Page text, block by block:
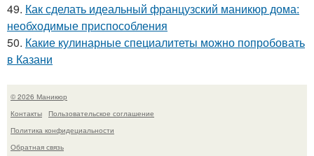
49. Как сделать идеальный французский маникюр дома:
необходимые приспособления
50. Какие кулинарные специалитеты можно попробовать
в Казани
© 2026 Маникюр
Контакты
Пользовательское соглашение
Политика конфидециальности
Обратная связь